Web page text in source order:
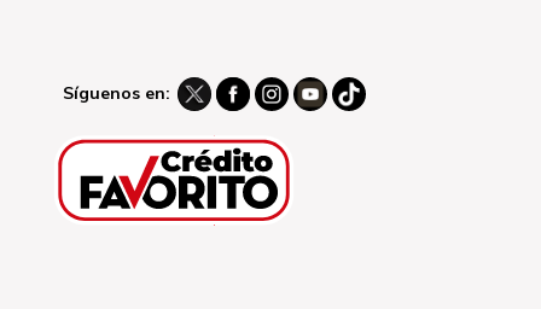
Síguenos en: